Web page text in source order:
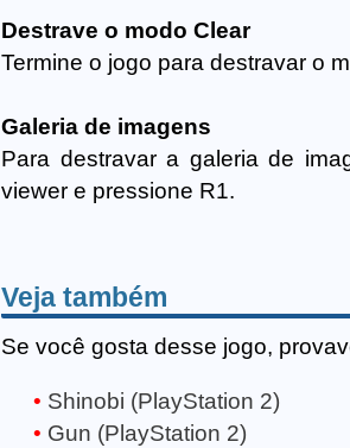
Destrave o modo Clear
Termine o jogo para destravar o
Galeria de imagens
Para destravar a galeria de
viewer e pressione R1.
Veja também
Se você gosta desse jogo,
Shinobi (PlayStation 2)
Gun (PlayStation 2)